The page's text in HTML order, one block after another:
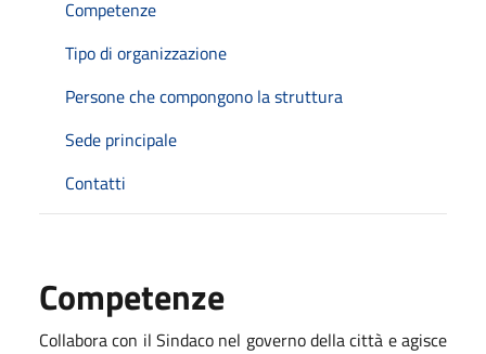
Competenze
Tipo di organizzazione
Persone che compongono la struttura
Sede principale
Contatti
Competenze
Collabora con il Sindaco nel governo della città e agisce